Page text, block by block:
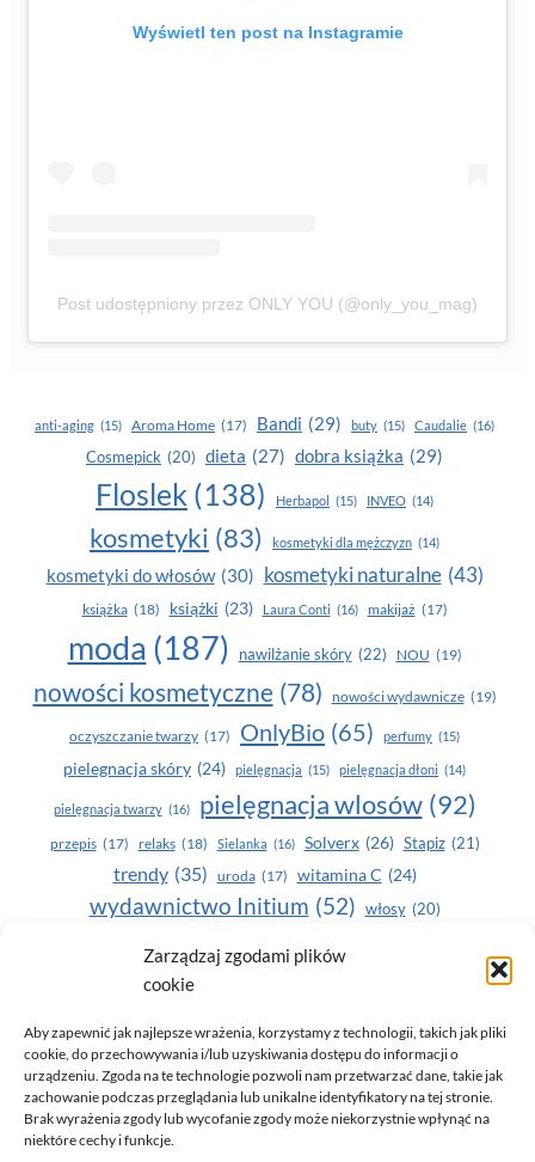
Zarządzaj zgodami plików
cookie
Aby zapewnić jak najlepsze wrażenia, korzystamy z technologii, takich jak pliki
cookie, do przechowywania i/lub uzyskiwania dostępu do informacji o
urządzeniu. Zgoda na te technologie pozwoli nam przetwarzać dane, takie jak
zachowanie podczas przeglądania lub unikalne identyfikatory na tej stronie.
Brak wyrażenia zgody lub wycofanie zgody może niekorzystnie wpłynąć na
niektóre cechy i funkcje.
Wyświetl ten post na Instagramie
Post udostępniony przez ONLY YOU (@only_you_mag)
anti-aging (15) Aroma Home (17) Bandi (29) buty (15) Caudalie (16)
Cosmepick (20) dieta (27) dobra książka (29)
Floslek (138) Herbapol (15) INVEO (14)
kosmetyki (83) kosmetyki dla mężczyzn (14)
kosmetyki do włosów (30) kosmetyki naturalne (43)
książka (18) książki (23) Laura Conti (16) makijaż (17)
moda (187) nawilżanie skóry (22) NOU (19)
nowości kosmetyczne (78) nowości wydawnicze (19)
oczyszczanie twarzy (17) OnlyBio (65) perfumy (15)
pielegnacja skóry (24) pielęgnacja (15) pielęgnacja dłoni (14)
pielęgnacja twarzy (16) pielęgnacja wlosów (92)
przepis (17) relaks (18) Sielanka (16) Solverx (26) Stapiz (21)
trendy (35) uroda (17) witamina C (24)
wydawnictwo Initium (52) włosy (20)
Yasumi(164) zdrowe zęby
zdrowie